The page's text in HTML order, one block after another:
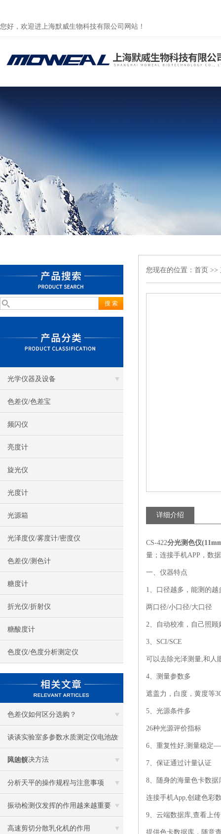
您好，欢迎进上海默威生物科技有限公司网站！
光学仪器及设备
色差仪/色差宝
频闪仪
亮度计
旋光仪
光度计
光源箱
光泽度仪/雾度计/密度仪
色差仪/测色计
糖度计
折光仪/折射仪
糖酸度计
色度仪/色度分析测定仪
色差仪如何区分选购？
谈谈实验室多参数水质测定仪电池故
障的解决方法
风速仪
分析天平的操作规程与注意事项
振动检测仪发挥的作用越来越重要
高速剪切分散乳化机的作用
您现在的位置： 首页 >>
详细介绍
CS-422分光测色仪
量；连接手机APP，数
一、仪器特点
1、口径越多，能测的越
两口径/小口径/大口径
2、自动校准，自己照顾
3、SCI/SCE
可以去除光泽测量,和人
4、测量参数多
遮盖力，白度，黄度等
5、光源条件多
26种光源评价指标
6、重复性好,测量稳定
7、保证通过计量认证
8、随身的海量色卡数据
连接手机App,创建色彩
9、云端数据库,查看上
提供色卡数据库，随意